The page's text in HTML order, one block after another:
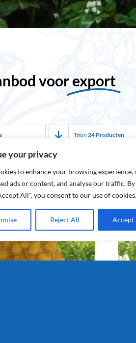
your privacy
to enhance your browsing experience,
ads or content, and analyse our traffic. By
All", you consent to our use of cookies.
Reject All Accept
voorexport
Toon 24 Producten